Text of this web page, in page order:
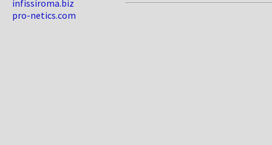
infissiroma.biz
pro-netics.com